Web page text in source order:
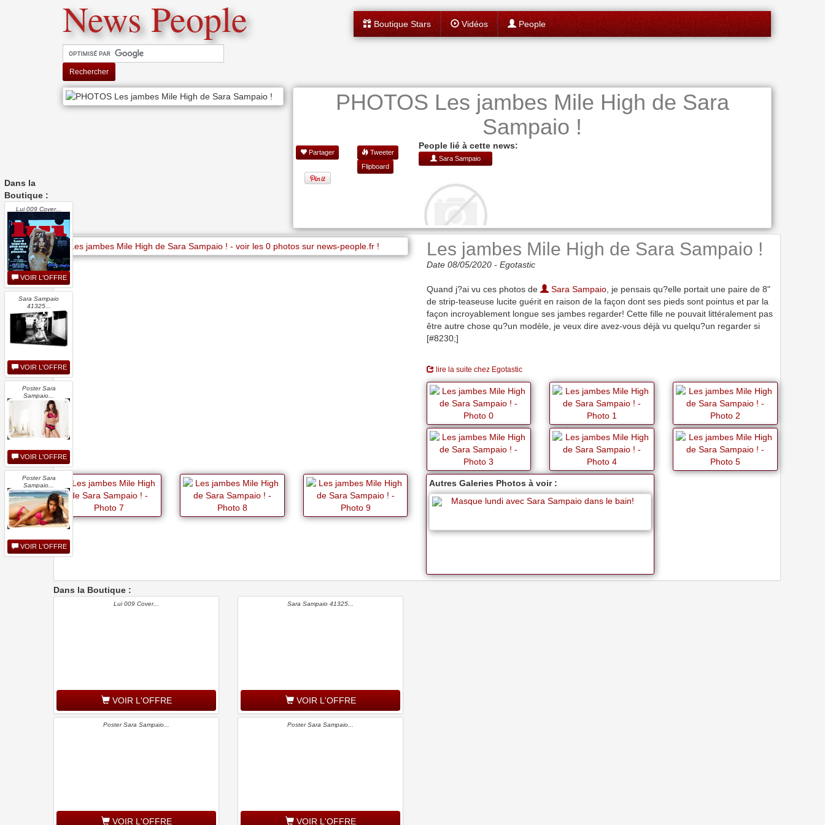
News People
Rechercher
Boutique Stars Vidéos People
PHOTOS Les jambes Mile High de Sara
Sampaio !
Partager
Tweeter
Flipboard
People lié à cette news:
Sara Sampaio
Les jambes Mile High de Sara Sampaio !
Date 08/05/2020 - Egotastic
Quand j?ai vu ces photos de Sara Sampaio, je pensais qu?elle portait une paire de 8"
de strip-teaseuse lucite guérit en raison de la façon dont ses pieds sont pointus et par la
façon incroyablement longue ses jambes regarder! Cette fille ne pouvait littéralement pas
être autre chose qu?un modèle, je veux dire avez-vous déjà vu quelqu?un regarder si
[#8230;]
lire la suite chez Egotastic
Autres Galeries Photos à voir :
Masque lundi avec Sara Sampaio dans le bain!
Dans la
Boutique :
Lui 009 Cover...
VOIR L'OFFRE
Sara Sampaio
41325...
VOIR L'OFFRE
Poster Sara
Sampaio...
VOIR L'OFFRE
Poster Sara
Sampaio...
VOIR L'OFFRE
Dans la Boutique :
Lui 009 Cover...
VOIR L'OFFRE
Sara Sampaio 41325...
VOIR L'OFFRE
Poster Sara Sampaio...
VOIR L'OFFRE
Poster Sara Sampaio...
VOIR L'OFFRE